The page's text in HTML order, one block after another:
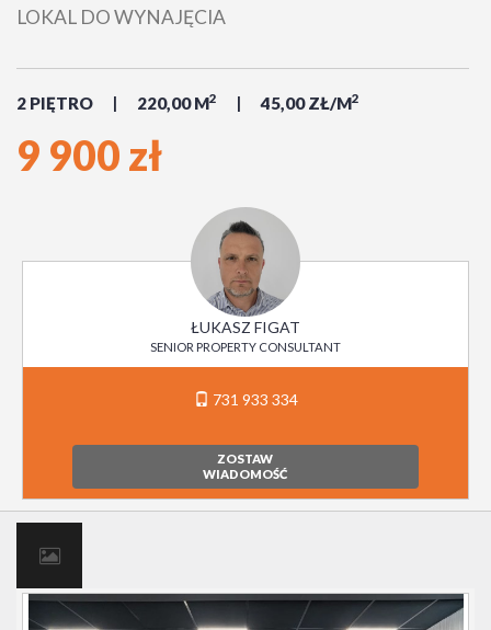
LOKAL DO WYNAJĘCIA
2 PIĘTRO 220,00 M2 45,00 ZŁ/M2
9 900 zł
ŁUKASZ FIGAT
SENIOR PROPERTY CONSULTANT
731 933 334
ZOSTAW
WIADOMOŚĆ